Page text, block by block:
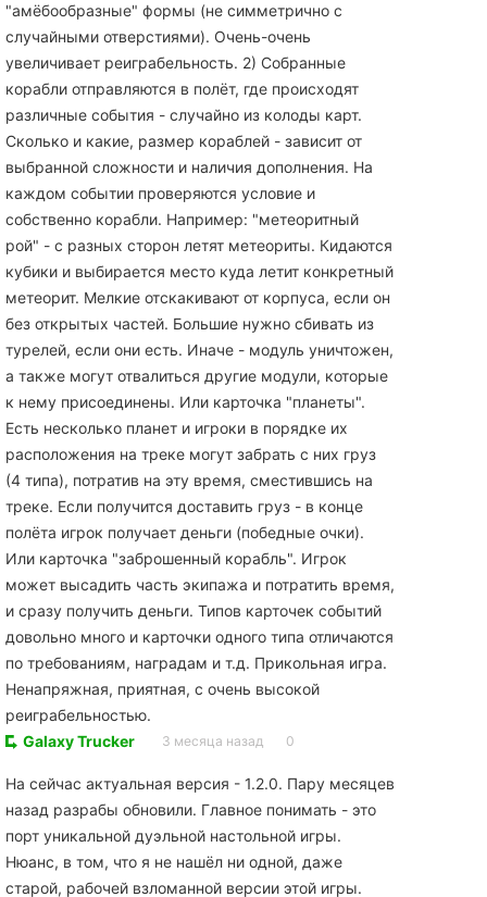
"амёбообразные" формы (не симметрично с
случайными отверстиями). Очень-очень
увеличивает реиграбельность. 2) Собранные
корабли отправляются в полёт, где происходят
различные события - случайно из колоды карт.
Сколько и какие, размер кораблей - зависит от
выбранной сложности и наличия дополнения. На
каждом событии проверяются условие и
собственно корабли. Например: "метеоритный
рой" - с разных сторон летят метеориты. Кидаются
кубики и выбирается место куда летит конкретный
метеорит. Мелкие отскакивают от корпуса, если он
без открытых частей. Большие нужно сбивать из
турелей, если они есть. Иначе - модуль уничтожен,
а также могут отвалиться другие модули, которые
к нему присоединены. Или карточка "планеты".
Есть несколько планет и игроки в порядке их
расположения на треке могут забрать с них груз
(4 типа), потратив на эту время, сместившись на
треке. Если получится доставить груз - в конце
полёта игрок получает деньги (победные очки).
Или карточка "заброшенный корабль". Игрок
может высадить часть экипажа и потратить время,
и сразу получить деньги. Типов карточек событий
довольно много и карточки одного типа отличаются
по требованиям, наградам и т.д. Прикольная игра.
Ненапряжная, приятная, с очень высокой
реиграбельностью.
Galaxy Trucker
3 месяца назад 0
На сейчас актуальная версия - 1.2.0. Пару месяцев
назад разрабы обновили. Главное понимать - это
порт уникальной дуэльной настольной игры.
Нюанс, в том, что я не нашёл ни одной, даже
старой, рабочей взломанной версии этой игры.